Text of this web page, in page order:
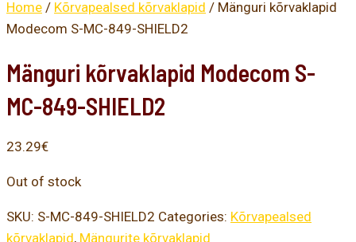
Home / Kõrvapealsed kõrvaklapid / Mänguri kõrvaklapid
Modecom S-MC-849-SHIELD2
Mänguri kõrvaklapid Modecom S-
MC-849-SHIELD2
23.29€
Out of stock
SKU: S-MC-849-SHIELD2 Categories: Kõrvapealsed
kõrvaklapid, Mängurite kõrvaklapid